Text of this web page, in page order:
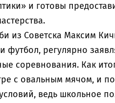
и готовы
из Советска Максим
футбол, регулярно
соревнования. Как
с овальным мячом, и
ведь школьное